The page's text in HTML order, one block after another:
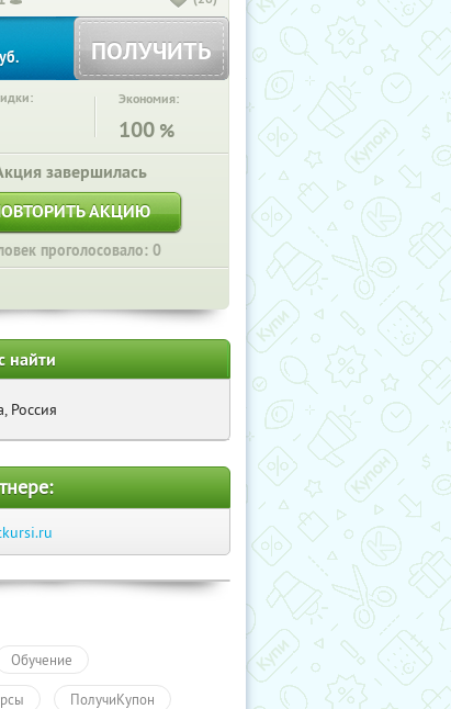
ПОЛУЧИТЬ
Экономия:
100 %
завершилась
АКЦИЮ
проголосовало: 0
найти
Россия
Обучение
ПолучиКупон